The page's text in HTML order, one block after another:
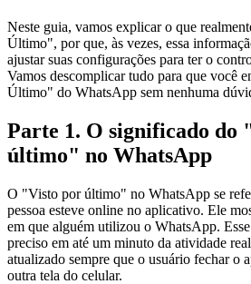
Neste guia, vamos explicar o que
Último", por que, às vezes, essa
ajustar suas configurações para ter o
Vamos descomplicar tudo para que você
Último" do WhatsApp sem nenhuma
Parte 1. O significado do
último" no WhatsApp
O "Visto por último" no WhatsApp se
pessoa esteve online no aplicativo. Ele
em que alguém utilizou o WhatsApp.
preciso em até um minuto da atividade
atualizado sempre que o usuário fechar o
outra tela do celular.